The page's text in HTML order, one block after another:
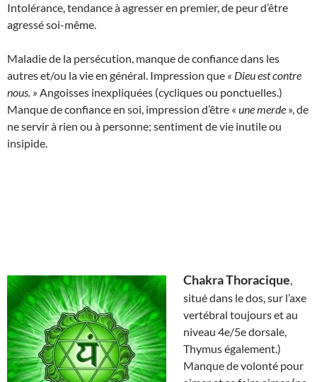
Intolérance, tendance à agresser en premier, de peur d’être
agressé soi-même.
Maladie de la persécution, manque de confiance dans les
autres et/ou la vie en général. Impression que « Dieu est contre
nous. » Angoisses inexpliquées (cycliques ou ponctuelles.)
Manque de confiance en soi, impression d’être « une merde », de
ne servir à rien ou à personne; sentiment de vie inutile ou
insipide.
Chakra Thoracique,
situé dans le dos, sur l’axe
vertébral toujours et au
niveau 4e/5e dorsale,
Thymus également.)
Manque de volonté pour